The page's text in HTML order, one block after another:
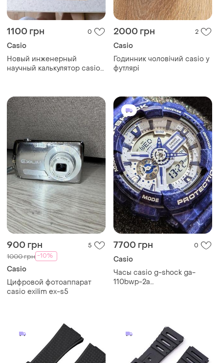
1100 грн 0
Casio
Новый инженерный
научный калькулятор casio
2000 грн 2
Casio
Годинник чоловічий casio у
футлярі
900 грн 5
1000 грн -10%
Casio
Цифровой фотоаппарат
casio exilim ex-s5
7700 грн 0
Casio
Часы casio g-shock ga-
110bwp-2a